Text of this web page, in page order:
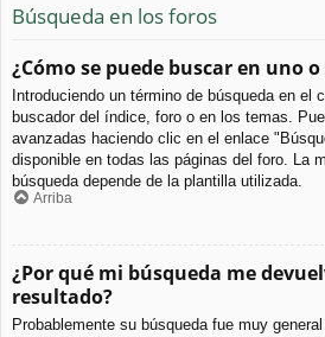
Búsqueda en los foros
¿Cómo se puede buscar en uno
Introduciendo un término de búsqueda en el
buscador del índice, foro o en los temas.
avanzadas haciendo clic en el enlace
disponible en todas las páginas del foro. La
búsqueda depende de la plantilla utilizada.
Arriba
¿Por qué mi búsqueda me
resultado?
Probablemente su búsqueda fue muy